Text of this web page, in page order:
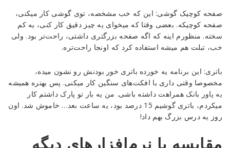
صفحه کوچیک گوشی: این که خب مشخصه، توی گوشی کار میکنی،
صفحه کوچیکه. بعضی وقتا که میخوای یه چیز دقیق کار کنی، یه کم
سخته. منظورم اینه که اگه صفحه بزرگتری داشتی، راحت‌تر بود. ولی
خب، تبلت هم میشه استفاده کرد که اونجا راحت‌تره.
باتری: این برنامه یه خورده باتری خور بودنش رو نشون میده،
مخصوصا وقتی داری با افکت‌های سنگین کار میکنی. پس بهتره همیشه
یه پاور بانک همراهت داشته باشی. من یه بار تو پارک داشتم کار
میکردم، باتری گوشیم 15 درصد بود، یه ساعت بعد… خاموش شد. اون
روز یه درس بزرگ بهم داد!
مقایسه با نرم‌افزارهای دیگه